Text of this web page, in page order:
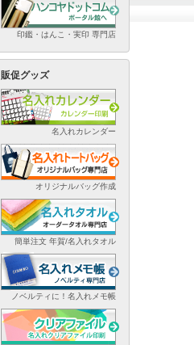
印鑑・はんこ・実印 専門店
販促グッズ
名入れカレンダー
オリジナルバッグ作成
簡単注文 年賀/名入れタオル
ノベルティに！名入れメモ帳